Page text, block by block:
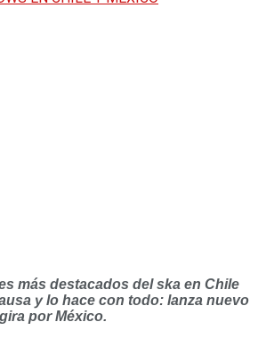
más destacados del ska en Chile
y lo hace con todo: lanza nuevo
por México.